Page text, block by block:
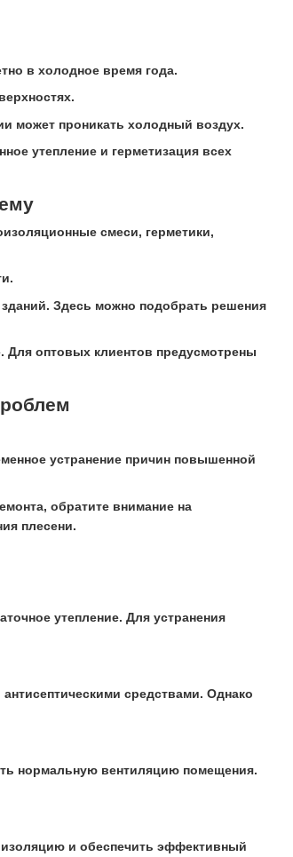
в холодное время года.
может проникать холодный воздух.
утепление и герметизация всех
смеси, герметики,
Здесь можно подобрать решения
оптовых клиентов предусмотрены
устранение причин повышенной
обратите внимание на
плесени.
утепление. Для устранения
средствами. Однако
нормальную вентиляцию помещения.
и обеспечить эффективный